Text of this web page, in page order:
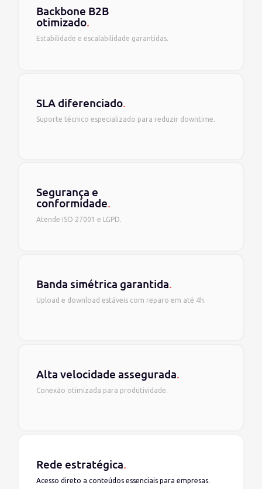
Backbone B2B
otimizado.
Estabilidade e escalabilidade garantidas.
SLA diferenciado.
Suporte técnico especializado para reduzir downtime.
Segurança e
conformidade.
Atende ISO 27001 e LGPD.
Banda simétrica garantida.
Upload e download estáveis com reparo em até 4h.
Alta velocidade assegurada.
Conexão otimizada para produtividade.
Rede estratégica.
Acesso direto a conteúdos essenciais para empresas.